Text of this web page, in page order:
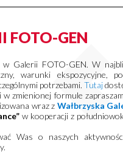
FOTO-GEN
w Galerii FOTO-GEN. W
warunki ekspozycyjne,
potrzebami. Tutaj
zmienionej formule
wraz z Wałbrzyska
w kooperacji z
Was o naszych